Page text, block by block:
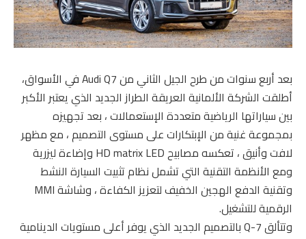
بعد أربع سنوات من طرح الجيل الثاني من Audi Q7 في الأسواق،
أطلقت الشركة الألمانية العريقة الطراز الجديد الذي يعتبر الأكبر
بين سياراتها الرياضية متعددة الإستعمالات ، بعد تجهيزه
بمجموعة غنية من الإبتكارات على مستوى التصميم ، مع مظهر
لافت وأنيق ، تعكسه مصابيح HD matrix LED وإضاءة ليزرية
ومع الأنظمة التقنية التي تشمل نظام تثبيت السيارة النشط
وتقنية الدفع الهجين الخفيف لتعزيز الكفاءة ، وشاشة MMI
الرقمية للتشغيل.
وتتألق Q-7 بالتصميم الجديد الذي يوفر أعلى مستويات الدينامية